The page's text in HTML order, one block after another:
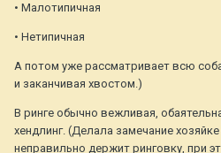
• Малотипичная
• Нетипичная
А потом уже рассматривает всю
и заканчивая хвостом.)
В ринге обычно вежливая,
хендлинг. (Делала замечание
неправильно держит ринговку, при